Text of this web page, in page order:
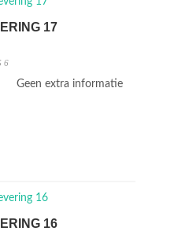
17
6
Geen extra informatie
16